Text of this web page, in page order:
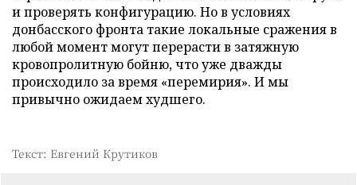
и проверять конфигурацию. Но в условиях
донбасского фронта такие локальные сражения в
любой момент могут перерасти в затяжную
кровопролитную бойню, что уже дважды
происходило за время «перемирия». И мы
привычно ожидаем худшего.
Текст: Евгений Крутиков